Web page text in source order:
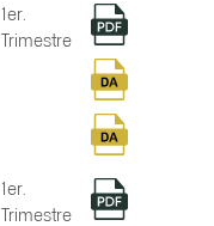
1er.
Trimestre
1er.
Trimestre